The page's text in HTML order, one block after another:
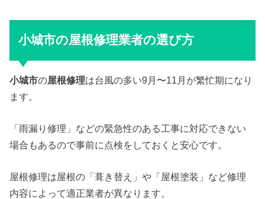
小城市の屋根修理業者の選び方
小城市の屋根修理は台風の多い9月〜11月が繁忙期になり
ます。
「雨漏り修理」などの緊急性のある工事に対応できない
場合もあるので事前に点検をしておくと安心です。
屋根修理は屋根の「葺き替え」や「屋根塗装」など修理
内容によって適正業者が異なります。